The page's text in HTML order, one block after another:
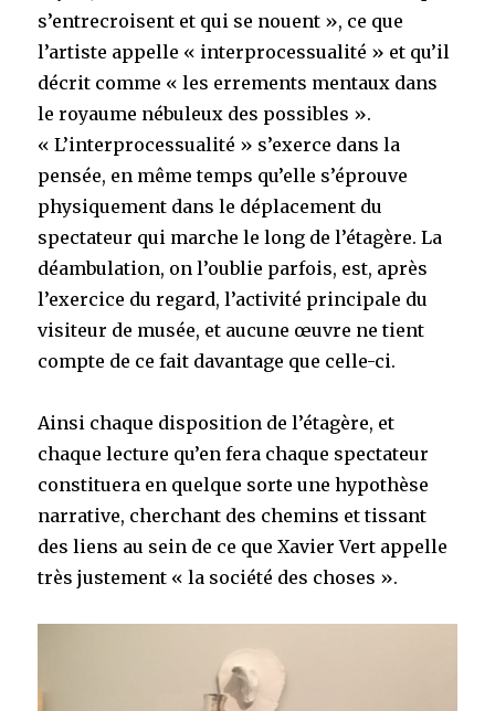
s’entrecroisent et qui se nouent », ce que
l’artiste appelle « interprocessualité » et qu’il
décrit comme « les errements mentaux dans
le royaume nébuleux des possibles ».
« L’interprocessualité » s’exerce dans la
pensée, en même temps qu’elle s’éprouve
physiquement dans le déplacement du
spectateur qui marche le long de l’étagère. La
déambulation, on l’oublie parfois, est, après
l’exercice du regard, l’activité principale du
visiteur de musée, et aucune œuvre ne tient
compte de ce fait davantage que celle-ci.
Ainsi chaque disposition de l’étagère, et
chaque lecture qu’en fera chaque spectateur
constituera en quelque sorte une hypothèse
narrative, cherchant des chemins et tissant
des liens au sein de ce que Xavier Vert appelle
très justement « la société des choses ».